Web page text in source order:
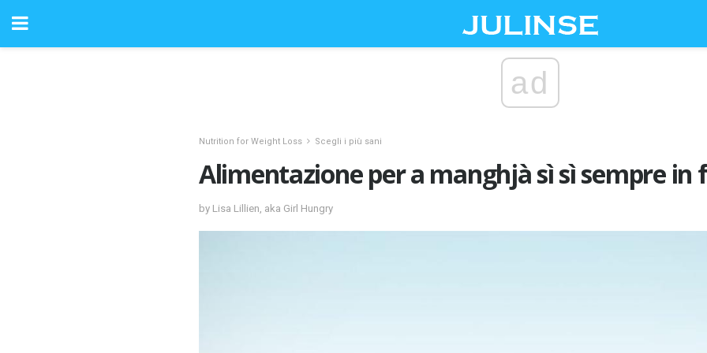
ad
Nutrition for Weight Loss Scegli i più sani
Alimentazione per a manghjà sì sì sempre in
by Lisa Lillien, aka Girl Hungry